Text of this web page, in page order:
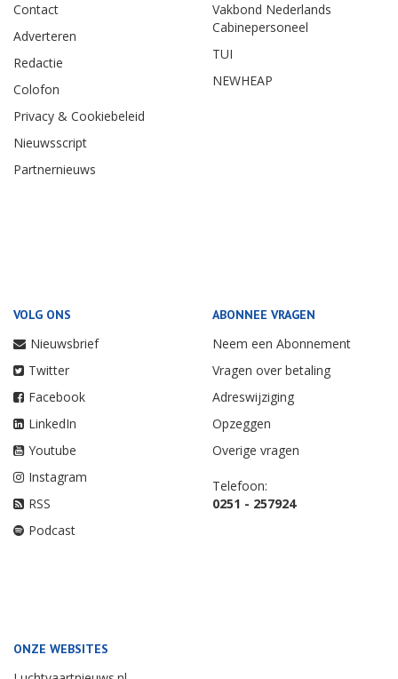
Contact
Adverteren
Redactie
Colofon
Privacy & Cookiebeleid
Nieuwsscript
Partnernieuws
Vakbond Nederlands
Cabinepersoneel
TUI
NEWHEAP
VOLG ONS
Nieuwsbrief
Twitter
Facebook
LinkedIn
Youtube
Instagram
RSS
Podcast
ABONNEE VRAGEN
Neem een Abonnement
Vragen over betaling
Adreswijziging
Opzeggen
Overige vragen
Telefoon:
0251 - 257924
ONZE WEBSITES